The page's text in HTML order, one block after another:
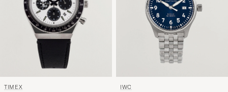
TIMEX IWC